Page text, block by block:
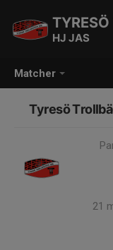
Matcher
HJ JAS
Tyresö
21